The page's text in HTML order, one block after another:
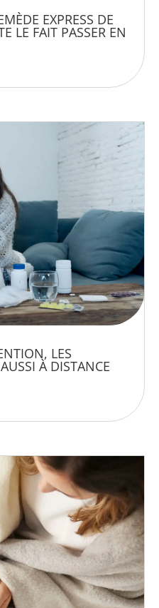
EXPRESS DE
LE FAIT PASSER EN
LES
À DISTANCE